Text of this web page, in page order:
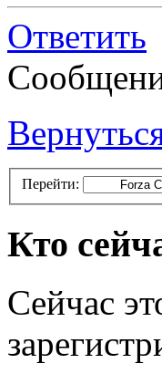
Ответить
Перейти:
Кто
Сейчас